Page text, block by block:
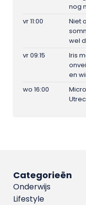
nog
vr 11:00
Niet
wel
vr 09:15
Iris
en
wo 16:00
Categorieën
Onderwijs
Lifestyle